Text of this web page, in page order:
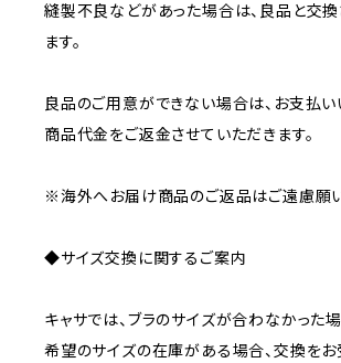
縫製不良などがあった場合は、良品と交
ます。
良品のご用意ができない場合は、お支払い
商品代金をご返金させていただきます。
※海外へお届け商品のご返品はご遠慮願い
◆サイズ交換に関するご案内
キャサでは、ブラのサイズが合わなかった
希望のサイズの在庫がある場合、交換をお